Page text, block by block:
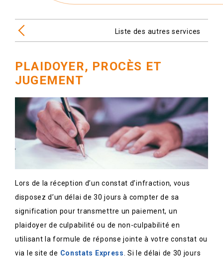
Liste des autres services
PLAIDOYER, PROCÈS ET
JUGEMENT
Lors de la réception d’un constat d’infraction, vous
disposez d’un délai de 30 jours à compter de sa
signification pour transmettre un paiement, un
plaidoyer de culpabilité ou de non-culpabilité en
utilisant la formule de réponse jointe à votre constat ou
via le site de Constats Express . Si le délai de 30 jours